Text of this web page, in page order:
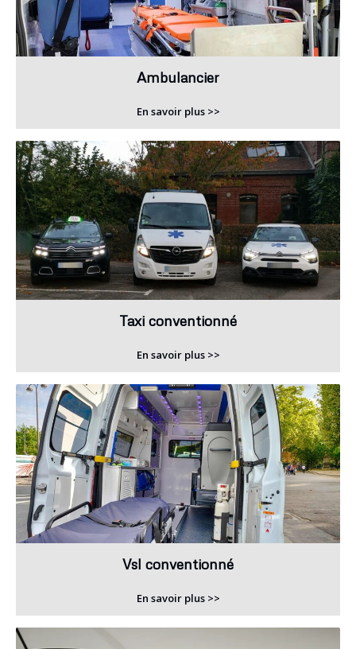
Ambulancier
En savoir plus >>
Taxi conventionné
En savoir plus >>
Vsl conventionné
En savoir plus >>